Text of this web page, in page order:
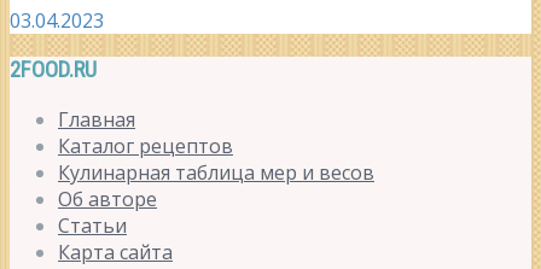
03.04.2023
2FOOD.RU
Главная
Каталог рецептов
Кулинарная таблица мер и весов
Об авторе
Статьи
Карта сайта